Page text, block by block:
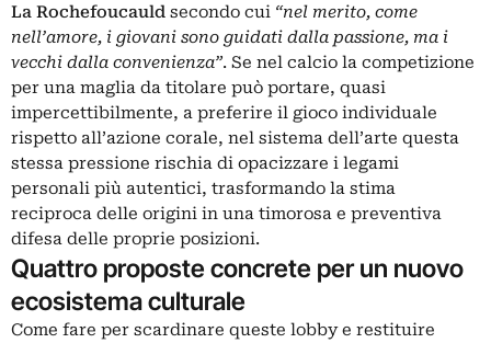
La Rochefoucauld secondo cui “nel merito, come
nell’amore, i giovani sono guidati dalla passione, ma i
vecchi dalla convenienza”. Se nel calcio la competizione
per una maglia da titolare può portare, quasi
impercettibilmente, a preferire il gioco individuale
rispetto all’azione corale, nel sistema dell’arte questa
stessa pressione rischia di opacizzare i legami
personali più autentici, trasformando la stima
reciproca delle origini in una timorosa e preventiva
difesa delle proprie posizioni.
Quattro proposte concrete per un nuovo
ecosistema culturale
Come fare per scardinare queste lobby e restituire